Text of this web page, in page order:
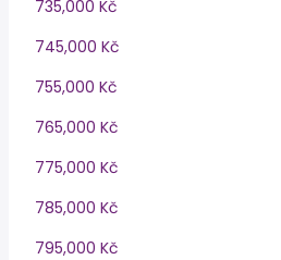
735,000 Kč
745,000 Kč
755,000 Kč
765,000 Kč
775,000 Kč
785,000 Kč
795,000 Kč